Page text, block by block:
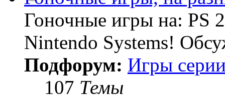
Гоночные игры на: PS
Nintendo Systems!
Подфорум: Игры
107 Темы